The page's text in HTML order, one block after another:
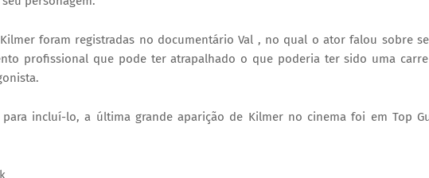
foram registradas no documentário Val , no qual o ator falou sobre
profissional que pode ter atrapalhado o que poderia ter sido uma
incluí-lo, a última grande aparição de Kilmer no cinema foi em Top